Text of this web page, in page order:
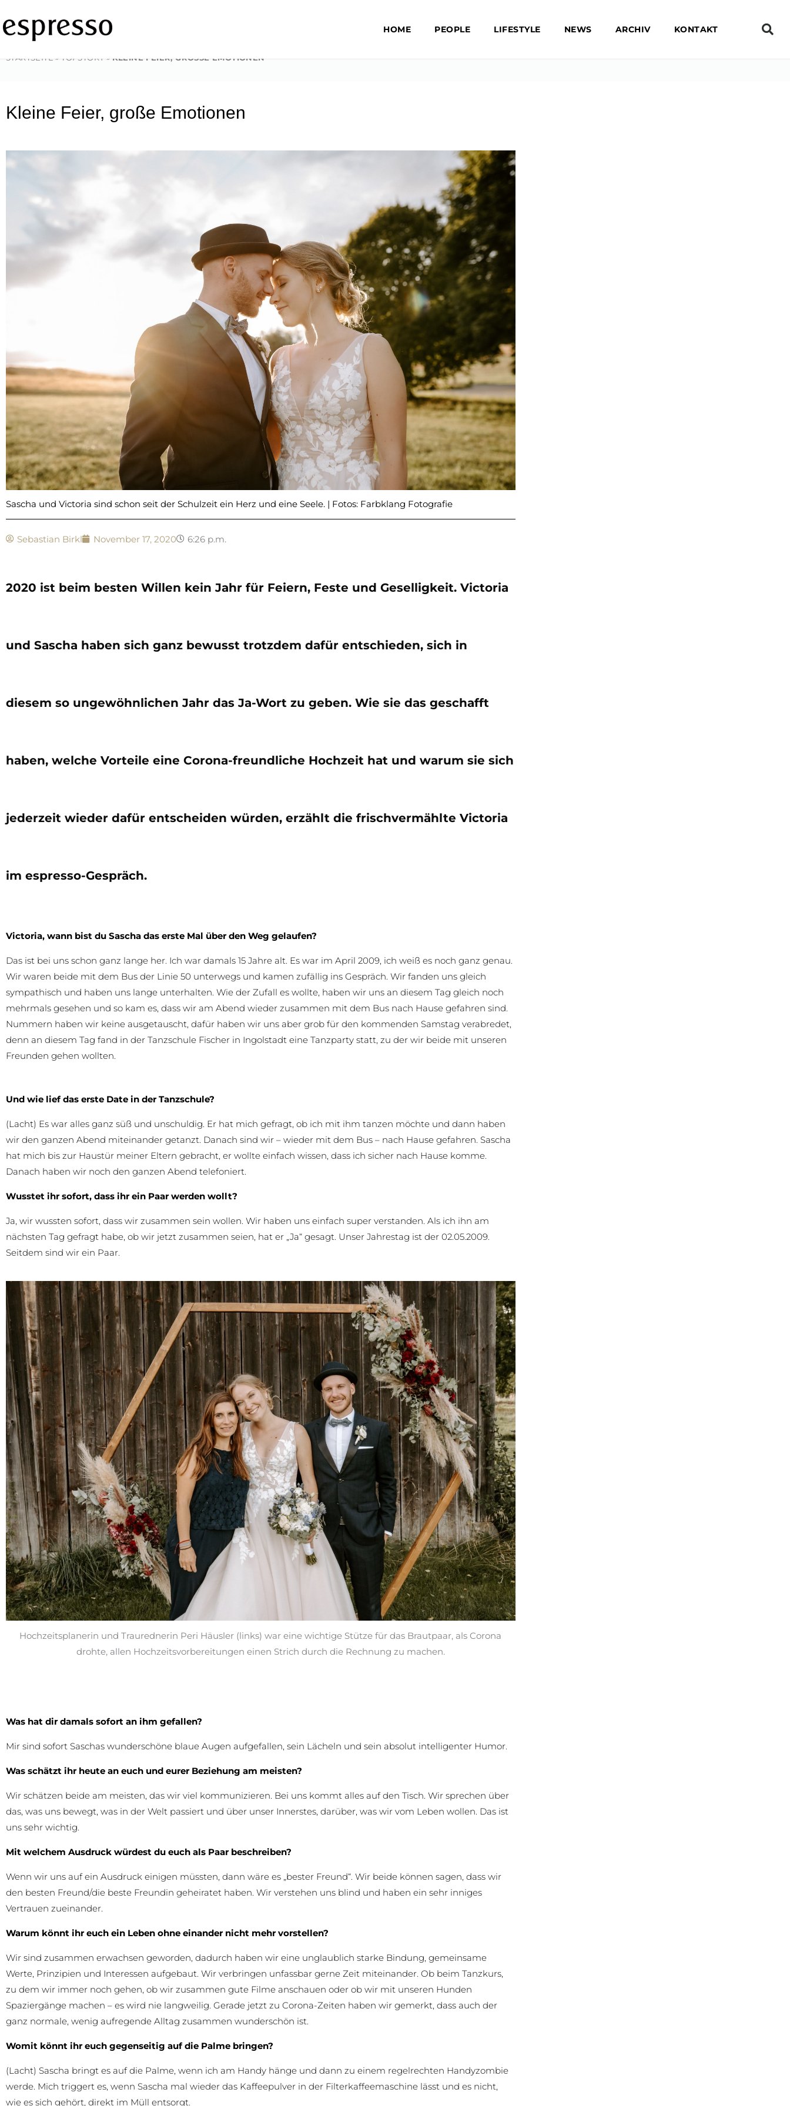
Inhalt
springen
HOME PEOPLE LIFESTYLE NEWS ARCHIV KONTAKT
STARTSEITE » TOPSTORY » KLEINE FEIER, GROSSE EMOTIONEN
Kleine Feier, große Emotionen
Sascha und Victoria sind schon seit der Schulzeit ein Herz und eine Seele. | Fotos: Farbklang Fotografie
Sebastian Birkl November 17, 2020 6:26 p.m.
2020 ist beim besten Willen kein Jahr für Feiern, Feste und Geselligkeit. Victoria
und Sascha haben sich ganz bewusst trotzdem dafür entschieden, sich in
diesem so ungewöhnlichen Jahr das Ja-Wort zu geben. Wie sie das geschafft
haben, welche Vorteile eine Corona-freundliche Hochzeit hat und warum sie sich
jederzeit wieder dafür entscheiden würden, erzählt die frischvermählte Victoria
im espresso-Gespräch.
Victoria, wann bist du Sascha das erste Mal über den Weg gelaufen?
Das ist bei uns schon ganz lange her. Ich war damals 15 Jahre alt. Es war im April 2009, ich weiß es noch ganz genau.
Wir waren beide mit dem Bus der Linie 50 unterwegs und kamen zufällig ins Gespräch. Wir fanden uns gleich
sympathisch und haben uns lange unterhalten. Wie der Zufall es wollte, haben wir uns an diesem Tag gleich noch
mehrmals gesehen und so kam es, dass wir am Abend wieder zusammen mit dem Bus nach Hause gefahren sind.
Nummern haben wir keine ausgetauscht, dafür haben wir uns aber grob für den kommenden Samstag verabredet,
denn an diesem Tag fand in der Tanzschule Fischer in Ingolstadt eine Tanzparty statt, zu der wir beide mit unseren
Freunden gehen wollten.
Und wie lief das erste Date in der Tanzschule?
(Lacht) Es war alles ganz süß und unschuldig. Er hat mich gefragt, ob ich mit ihm tanzen möchte und dann haben
wir den ganzen Abend miteinander getanzt. Danach sind wir – wieder mit dem Bus – nach Hause gefahren. Sascha
hat mich bis zur Haustür meiner Eltern gebracht, er wollte einfach wissen, dass ich sicher nach Hause komme.
Danach haben wir noch den ganzen Abend telefoniert.
Wusstet ihr sofort, dass ihr ein Paar werden wollt?
Ja, wir wussten sofort, dass wir zusammen sein wollen. Wir haben uns einfach super verstanden. Als ich ihn am
nächsten Tag gefragt habe, ob wir jetzt zusammen seien, hat er „Ja“ gesagt. Unser Jahrestag ist der 02.05.2009.
Seitdem sind wir ein Paar.
Hochzeitsplanerin und Traurednerin Peri Häusler (links) war eine wichtige Stütze für das Brautpaar, als Corona
drohte, allen Hochzeitsvorbereitungen einen Strich durch die Rechnung zu machen.
Was hat dir damals sofort an ihm gefallen?
Mir sind sofort Saschas wunderschöne blaue Augen aufgefallen, sein Lächeln und sein absolut intelligenter Humor.
Was schätzt ihr heute an euch und eurer Beziehung am meisten?
Wir schätzen beide am meisten, das wir viel kommunizieren. Bei uns kommt alles auf den Tisch. Wir sprechen über
das, was uns bewegt, was in der Welt passiert und über unser Innerstes, darüber, was wir vom Leben wollen. Das ist
uns sehr wichtig.
Mit welchem Ausdruck würdest du euch als Paar beschreiben?
Wenn wir uns auf ein Ausdruck einigen müssten, dann wäre es „bester Freund“. Wir beide können sagen, dass wir
den besten Freund/die beste Freundin geheiratet haben. Wir verstehen uns blind und haben ein sehr inniges
Vertrauen zueinander.
Warum könnt ihr euch ein Leben ohne einander nicht mehr vorstellen?
Wir sind zusammen erwachsen geworden, dadurch haben wir eine unglaublich starke Bindung, gemeinsame
Werte, Prinzipien und Interessen aufgebaut. Wir verbringen unfassbar gerne Zeit miteinander. Ob beim Tanzkurs,
zu dem wir immer noch gehen, ob wir zusammen gute Filme anschauen oder ob wir mit unseren Hunden
Spaziergänge machen – es wird nie langweilig. Gerade jetzt zu Corona-Zeiten haben wir gemerkt, dass auch der
ganz normale, wenig aufregende Alltag zusammen wunderschön ist.
Womit könnt ihr euch gegenseitig auf die Palme bringen?
(Lacht) Sascha bringt es auf die Palme, wenn ich am Handy hänge und dann zu einem regelrechten Handyzombie
werde. Mich triggert es, wenn Sascha mal wieder das Kaffeepulver in der Filterkaffeemaschine lässt und es nicht,
wie es sich gehört, direkt im Müll entsorgt.